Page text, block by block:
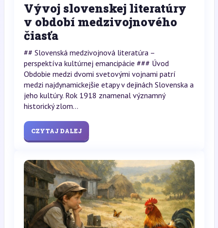
Vývoj slovenskej literatúry
v období medzivojnového
čiasťa
## Slovenská medzivojnová literatúra –
perspektíva kultúrnej emancipácie ### Úvod
Obdobie medzi dvomi svetovými vojnami patrí
medzi najdynamickejšie etapy v dejinách Slovenska a
jeho kultúry. Rok 1918 znamenal významný
historický zlom...
CZYTAJ DALEJ